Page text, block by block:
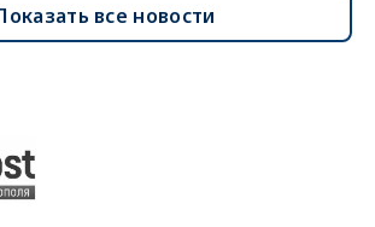
все новости